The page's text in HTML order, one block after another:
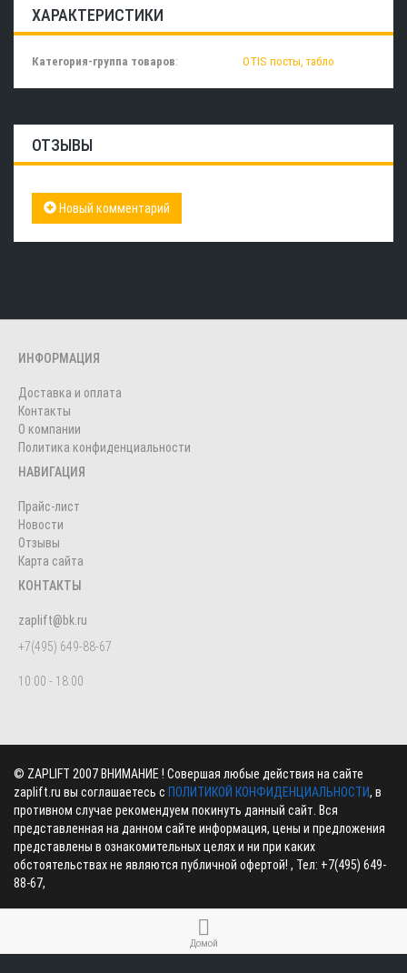
ХАРАКТЕРИСТИКИ
Категория-группа товаров: OTIS посты, табло
ОТЗЫВЫ
Новый комментарий
ИНФОРМАЦИЯ
Доставка и оплата
Контакты
О компании
Политика конфиденциальности
НАВИГАЦИЯ
Прайс-лист
Новости
Отзывы
Карта сайта
КОНТАКТЫ
zaplift@bk.ru
+7(495) 649-88-67
10:00 - 18:00
© ZAPLIFT 2007 ВНИМАНИЕ ! Совершая любые действия на сайте
zaplift.ru вы соглашаетесь с ПОЛИТИКОЙ КОНФИДЕНЦИАЛЬНОСТИ, в
противном случае рекомендуем покинуть данный сайт. Вся
представленная на данном сайте информация, цены и предложения
представлены в ознакомительных целях и ни при каких
обстоятельствах не являются публичной офертой! , Тел: +7(495) 649-
88-67,
Домой